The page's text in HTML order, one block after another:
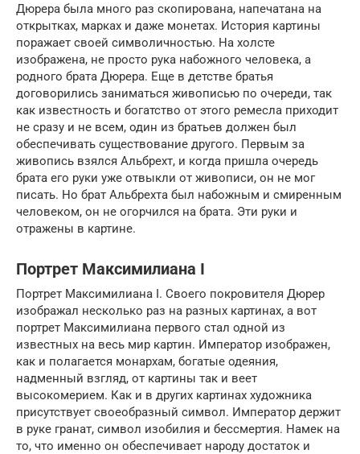
Дюрера была много раз скопирована, напечатана на
открытках, марках и даже монетах. История картины
поражает своей символичностью. На холсте
изображена, не просто рука набожного человека, а
родного брата Дюрера. Еще в детстве братья
договорились заниматься живописью по очереди, так
как известность и богатство от этого ремесла приходит
не сразу и не всем, один из братьев должен был
обеспечивать существование другого. Первым за
живопись взялся Альбрехт, и когда пришла очередь
брата его руки уже отвыкли от живописи, он не мог
писать. Но брат Альбрехта был набожным и смиренным
человеком, он не огорчился на брата. Эти руки и
отражены в картине.
Портрет Максимилиана I
Портрет Максимилиана I. Своего покровителя Дюрер
изображал несколько раз на разных картинах, а вот
портрет Максимилиана первого стал одной из
известных на весь мир картин. Император изображен,
как и полагается монархам, богатые одеяния,
надменный взгляд, от картины так и веет
высокомерием. Как и в других картинах художника
присутствует своеобразный символ. Император держит
в руке гранат, символ изобилия и бессмертия. Намек на
то, что именно он обеспечивает народу достаток и